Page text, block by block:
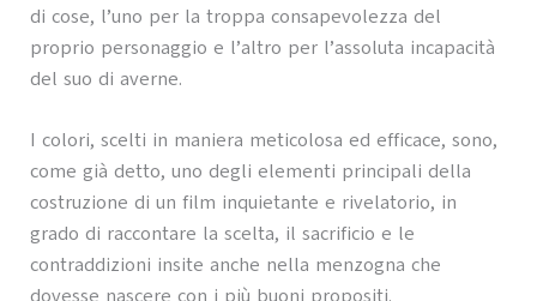
di cose, l’uno per la troppa consapevolezza del
proprio personaggio e l’altro per l’assoluta incapacità
del suo di averne.
I colori, scelti in maniera meticolosa ed efficace, sono,
come già detto, uno degli elementi principali della
costruzione di un film inquietante e rivelatorio, in
grado di raccontare la scelta, il sacrificio e le
contraddizioni insite anche nella menzogna che